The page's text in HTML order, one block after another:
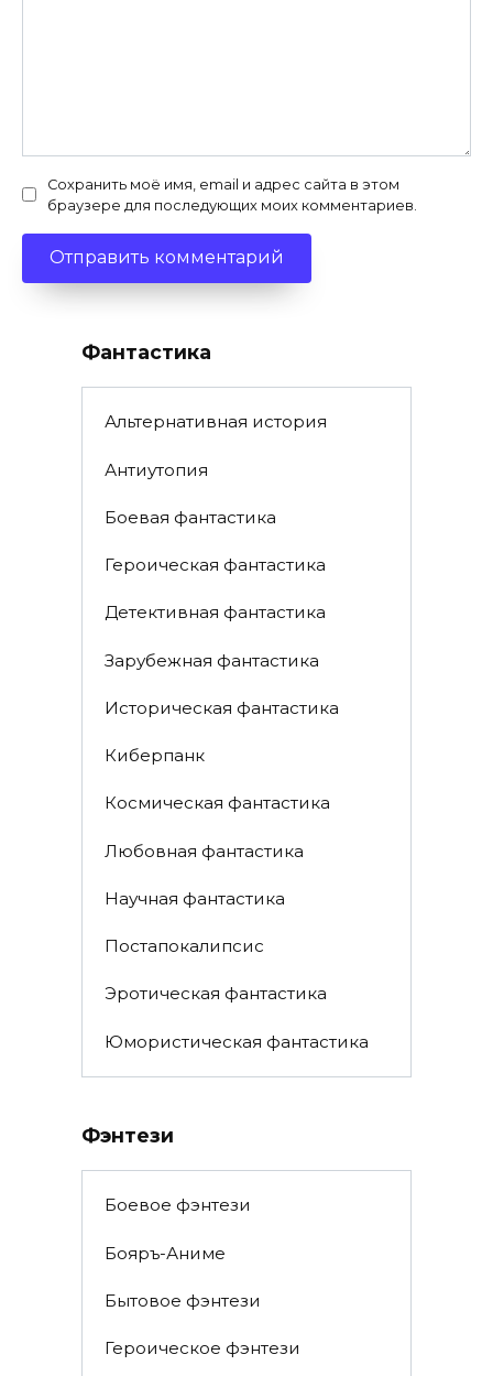
Сохранить моё имя, email и адрес сайта в этом
браузере для последующих моих комментариев.
Фантастика
Альтернативная история
Антиутопия
Боевая фантастика
Героическая фантастика
Детективная фантастика
Зарубежная фантастика
Историческая фантастика
Киберпанк
Космическая фантастика
Любовная фантастика
Научная фантастика
Постапокалипсис
Эротическая фантастика
Юмористическая фантастика
Фэнтези
Боевое фэнтези
Бояръ-Аниме
Бытовое фэнтези
Героическое фэнтези